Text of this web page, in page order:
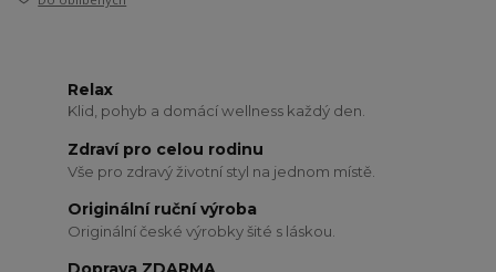
Relax
Klid, pohyb a domácí wellness každý den.
Zdraví pro celou rodinu
Vše pro zdravý životní styl na jednom místě.
Originální ruční výroba
Originální české výrobky šité s láskou.